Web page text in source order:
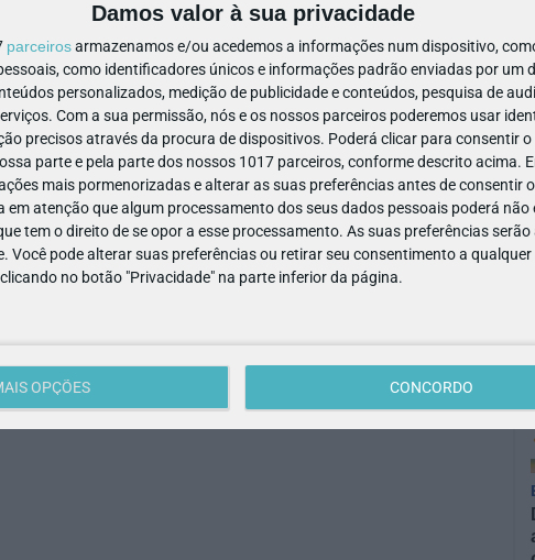
Damos valor à sua privacidade
parceirosarmazenamos e/ou acedemos a informações num dispositivo,
como identificadores únicos e informações padrão enviadas por um
personalizados, medição de publicidade e conteúdos, pesquisa de
Com a sua permissão, nós e os nossos parceiros poderemos usar
precisos através da procura de dispositivos. Poderá clicar para consentir o
parte e pela parte dos nossos 1017 parceiros, conforme descrito acima.
mais pormenorizadas e alterar as suas preferências antes de consentir
em atenção que algum processamento dos seus dados pessoais poderá não
tem o direito de se opor a esse processamento. As suas preferências
Você pode alterar suas preferências ou retirar seu consentimento a
no botão "Privacidade" na parte inferior da página.
OPÇÕES CONCORDO
retratos com as Fichas Jogo!
possam continuar a levar alegria às crianças que estão
sem custos para a escola, porque os produtossão
Inscreva-se, faça uma banquinha no Dia da Criança e convide
(2€), um Jogo da Dupla (2€) ou uma Garrafa Reutilizável
clicar no botão abaixo!